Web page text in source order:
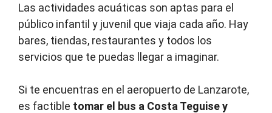
Las actividades acuáticas son aptas para el
público infantil y juvenil que viaja cada año. Hay
bares, tiendas, restaurantes y todos los
servicios que te puedas llegar a imaginar.
Si te encuentras en el aeropuerto de Lanzarote,
es factible tomar el bus a Costa Teguise y